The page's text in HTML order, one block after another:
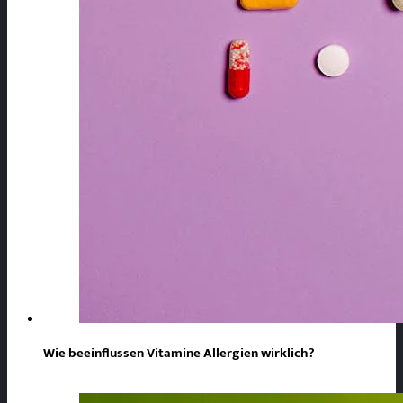
Wie beeinflussen Vitamine Allergien wirklich?